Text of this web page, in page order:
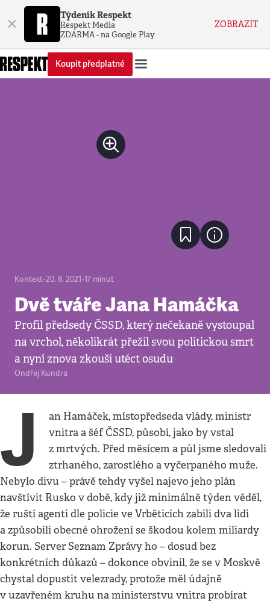
× Týdeník Respekt
Respekt Media
ZDARMA - na Google Play
ZOBRAZIT
Koupit předplatné
Kontext•20. 6. 2021•17 minut
Dvě tváře Jana Hamáčka
Profil předsedy ČSSD, který nečekaně vystoupal
na vrchol, několikrát přežil svou politickou smrt
a nyní znova zkouší utéct osudu
Ondřej Kundra
J
an Hamáček, místopředseda vlády, ministr
vnitra a šéf ČSSD, působí, jako by vstal
z mrtvých. Před měsícem a půl jsme sledovali
ztrhaného, zarostlého a vyčerpaného muže.
Nebylo divu – právě tehdy vyšel najevo jeho plán
navštívit Rusko v době, kdy již minimálně týden věděl,
že ruští agenti dle policie ve Vrběticích zabili dva lidi
a způsobili obecné ohrožení se škodou kolem miliardy
korun. Server Seznam Zprávy ho – dosud bez
konkrétních důkazů – dokonce obvinil, že se v Moskvě
chystal dopustit velezrady, protože měl údajně
v uzavřeném kruhu na ministerstvu vnitra probírat